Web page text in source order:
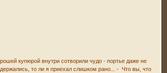
купюрой внутри сотворили чудо - портье даже не
то ли я приехал слишком рано... - Что вы, что